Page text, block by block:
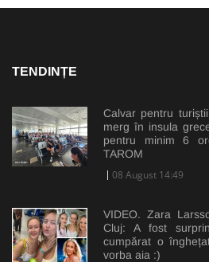
TENDINȚE
Calvar pentru
merg în insula
pentru minim 6
TAROM
08 August 14:49
VIDEO. Zara
Cluj: A fost
cumpărat o
vorba aia :)